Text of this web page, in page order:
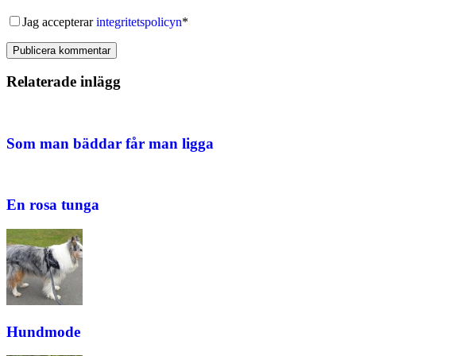
Jag accepterarintegritetspolicyn*
Publicera kommentar
Relaterade inlägg
Som man bäddar får man ligga
En rosa tunga
Hundmode